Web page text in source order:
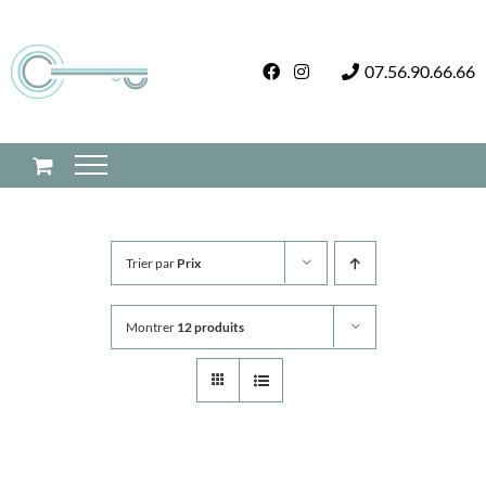
contenu
07.56.90.66.66
Trier par Prix
Montrer 12 produits